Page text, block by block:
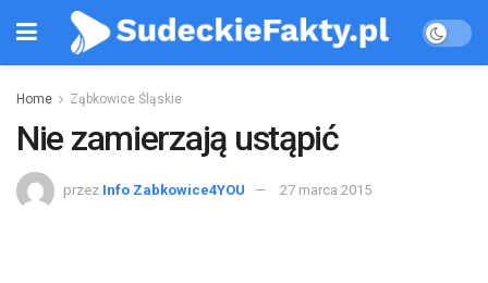
Home Ząbkowice Śląskie
Nie zamierzają ustąpić
przez Info Zabkowice4YOU 27 marca 2015